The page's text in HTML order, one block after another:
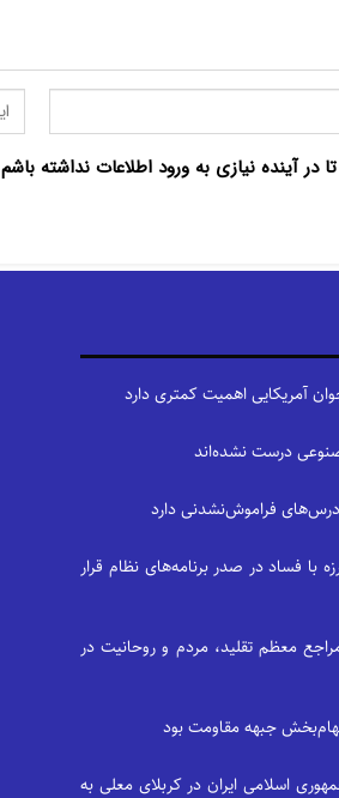
در آینده نیازی به ورود اطلاعات نداشته باشم
آمریکایی اهمیت کمتری دارد
درست نشده‌اند
فراموش‌نشدنی دارد
با فساد در صدر برنامه‌های نظام قرار
معظم تقلید، مردم و روحانیت در
جبهه مقاومت بود
اسلامی ایران در کربلای معلی به